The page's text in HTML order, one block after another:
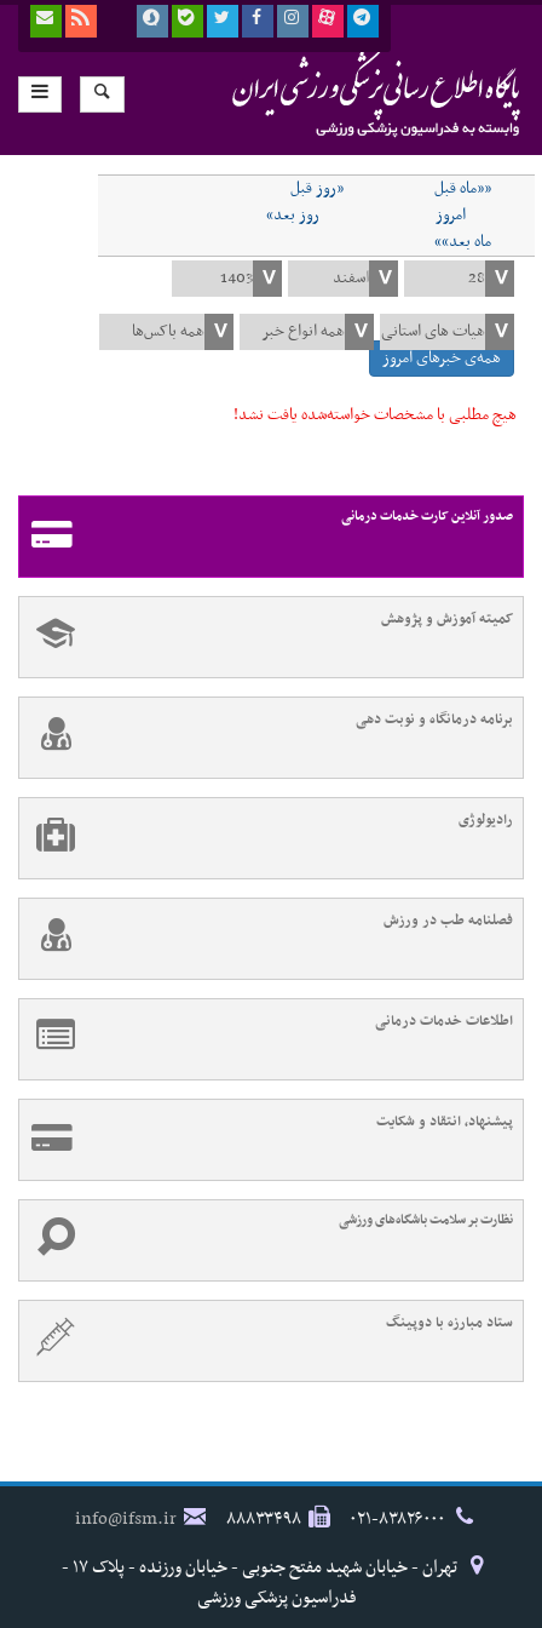
««ماه قبل
«روز قبل
امروز
روز بعد»
ماه بعد»»
همه‌ی خبرهای امروز
هیچ مطلبی با مشخصات خواسته‌شده یافت نشد!
صدور آنلاین کارت خدمات درمانی
کمیته آموزش و پژوهش
برنامه درمانگاه و نوبت دهی
رادیولوژی
فصلنامه طب در ورزش
اطلاعات خدمات درمانی
پیشنهاد، انتقاد و شکایت
نظارت بر سلامت باشگاه‌های ورزشی
ستاد مبارزه با دوپینگ
۸۸۸۳۳۴۹۸
info@ifsm.ir
تهران - خیابان شهید مفتح جنوبی - خیابان ورزنده - پلاک ۱۷ -
فدراسیون پزشکی ورزشی